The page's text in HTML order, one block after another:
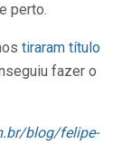
perto.
tiraram título
fazer o
blog/felipe-